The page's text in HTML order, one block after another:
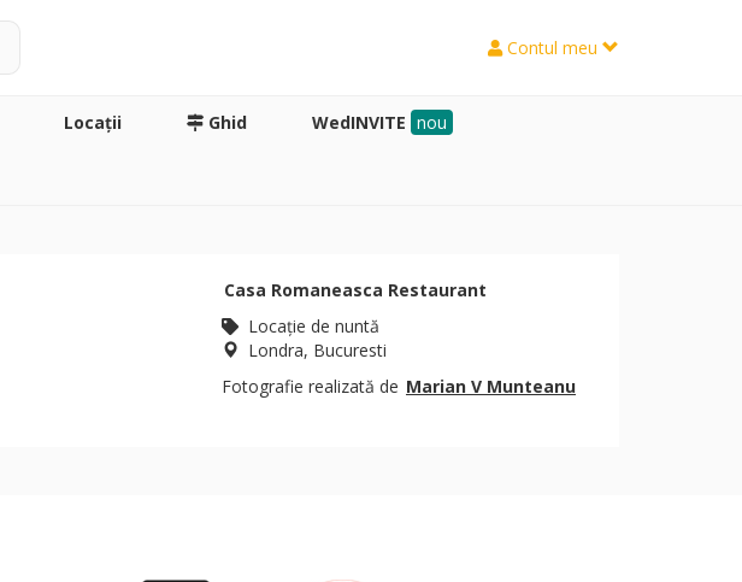
Contul meu
Locaţii Ghid WedINVITE nou
Casa Romaneasca Restaurant
Locaţie de nuntă
Londra, Bucuresti
Fotografie realizată de Marian V Munteanu